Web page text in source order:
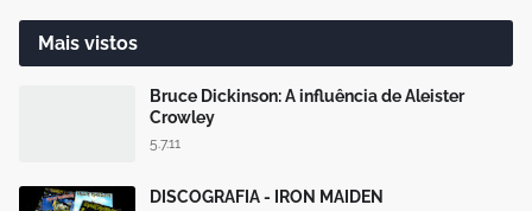
Mais vistos
Bruce Dickinson: A influência de Aleister
Crowley
5.7.11
DISCOGRAFIA - IRON MAIDEN